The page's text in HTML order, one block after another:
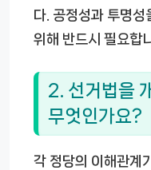
다. 공정성과 투명성
위해 반드시 필요합
2. 선거법을
무엇인가요?
각 정당의 이해관계